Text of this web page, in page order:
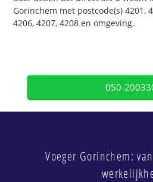
Gorinchem met postcode(s) 4201,
4206, 4207, 4208 en omgeving.
050-
Voeger Gorinchem: